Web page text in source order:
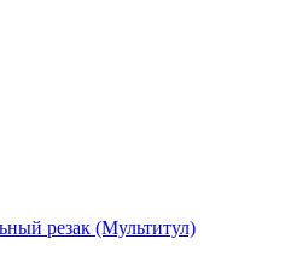
резак (Мультитул)